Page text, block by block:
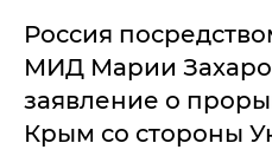
​Россия
МИД Марии
заявление о
Крым со стороны